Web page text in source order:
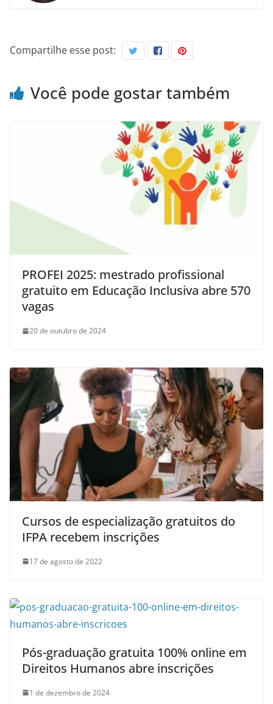
Compartilhe esse post:
Você pode gostar também
PROFEI 2025: mestrado profissional
gratuito em Educação Inclusiva abre 570
vagas
20 de outubro de 2024
Cursos de especialização gratuitos do
IFPA recebem inscrições
17 de agosto de 2022
Pós-graduação gratuita 100% online em
Direitos Humanos abre inscrições
1 de dezembro de 2024